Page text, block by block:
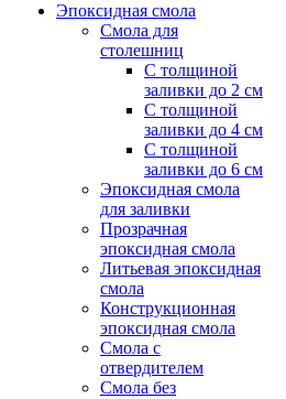
Эпоксидная смола
Смола для
столешниц
С толщиной
заливки до 2 см
С толщиной
заливки до 4 см
С толщиной
заливки до 6 см
Эпоксидная смола
для заливки
Прозрачная
эпоксидная смола
Литьевая эпоксидная
смола
Конструкционная
эпоксидная смола
Смола с
отвердителем
Смола без